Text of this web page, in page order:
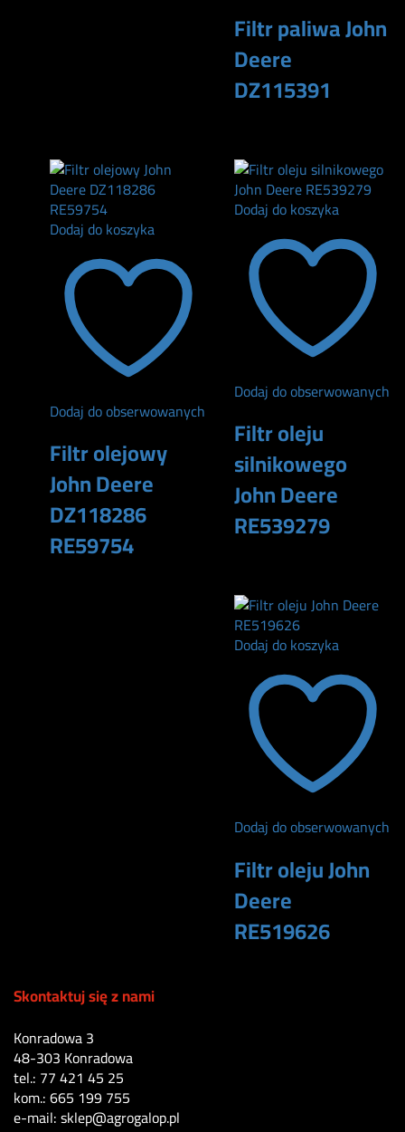
Filtr paliwa John
Deere
DZ115391
Dodaj do koszyka
Dodaj do obserwowanych
Filtr olejowy
John Deere
DZ118286
RE59754
Dodaj do koszyka
Dodaj do obserwowanych
Filtr oleju
silnikowego
John Deere
RE539279
Dodaj do koszyka
Dodaj do obserwowanych
Filtr oleju John
Deere
RE519626
Skontaktuj się z nami
Konradowa 3
48-303 Konradowa
tel.: 77 421 45 25
kom.: 665 199 755
e-mail: sklep@agrogalop.pl